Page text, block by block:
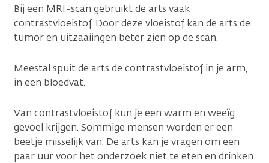
Bij een MRI-scan gebruikt de arts vaak
contrastvloeistof. Door deze vloeistof kan de arts de
tumor en uitzaaiingen beter zien op de scan.
Meestal spuit de arts de contrastvloeistof in je arm,
in een bloedvat.
Van contrastvloeistof kun je een warm en weeïg
gevoel krijgen. Sommige mensen worden er een
beetje misselijk van. De arts kan je vragen om een
paar uur voor het onderzoek niet te eten en drinken.